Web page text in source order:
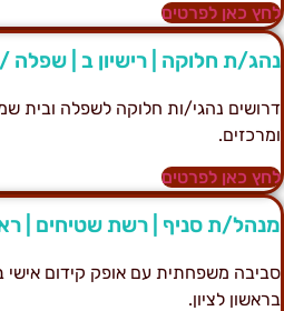
כאן לפרטים
ת חלוקה | רישיון ב | שפלה
נהגי/ות חלוקה לשפלה ובית
כאן לפרטים
ת סניף | רשת שטיחים |
משפחתית עם אופק קידום אישי
לציון.